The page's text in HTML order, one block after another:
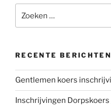
naar:
RECENTE BERICHTEN
Gentlemen koers
Inschrijvingen